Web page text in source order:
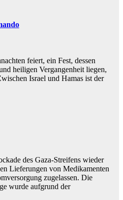
feiert, ein Fest, dessen
heiligen Vergangenheit liegen,
Israel und Hamas ist der
des Gaza-Streifens wieder
Lieferungen von Medikamenten
zugelassen. Die
wurde aufgrund der